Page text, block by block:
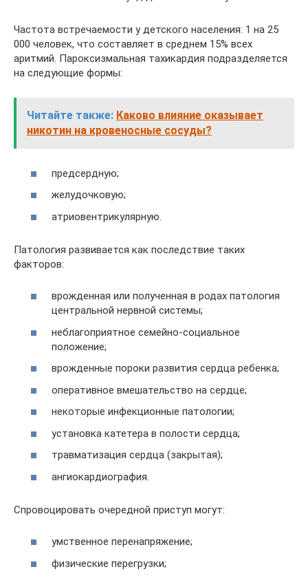
Частота встречаемости у детского населения: 1 на 25
000 человек, что составляет в среднем 15% всех
аритмий. Пароксизмальная тахикардия подразделяется
на следующие формы:
Читайте также: Каково влияние оказывает
никотин на кровеносные сосуды?
предсердную;
желудочковую;
атриовентрикулярную.
Патология развивается как последствие таких
факторов:
врожденная или полученная в родах патология
центральной нервной системы;
неблагоприятное семейно-социальное
положение;
врожденные пороки развития сердца ребенка;
оперативное вмешательство на сердце;
некоторые инфекционные патологии;
установка катетера в полости сердца;
травматизация сердца (закрытая);
ангиокардиография.
Спровоцировать очередной приступ могут:
умственное перенапряжение;
физические перегрузки;